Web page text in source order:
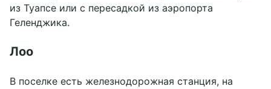
из Туапсе или с пересадкой из аэропорта
Геленджика.
Лоо
В поселке есть железнодорожная станция, на